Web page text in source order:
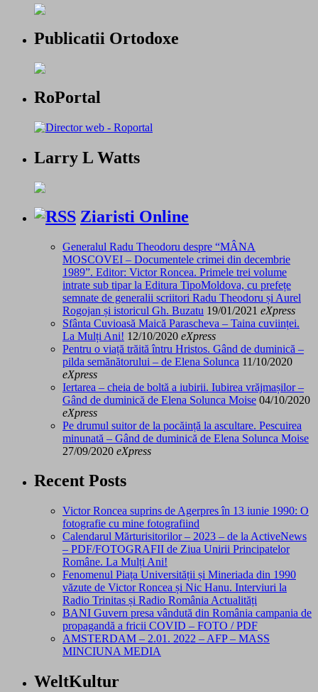
Publicatii Ortodoxe
RoPortal
Larry L Watts
Ziaristi Online
Generalul Radu Theodoru despre “MÂNA
MOSCOVEI – Documentele crimei din decembrie
1989”. Editor: Victor Roncea. Primele trei volume
intrate sub tipar la Editura TipoMoldova, cu prefețe
semnate de generalii scriitori Radu Theodoru și Aurel
Rogojan și istoricul Gh. Buzatu 19/01/2021 eXpress
Sfânta Cuvioasă Maică Parascheva – Taina cuviinței.
La Mulți Ani! 12/10/2020 eXpress
Pentru o viață trăită întru Hristos. Gând de duminică –
pilda semănătorului – de Elena Solunca 11/10/2020
eXpress
Iertarea – cheia de boltă a iubirii. Iubirea vrăjmașilor –
Gând de duminică de Elena Solunca Moise 04/10/2020
eXpress
Pe drumul suitor de la pocăință la ascultare. Pescuirea
minunată – Gând de duminică de Elena Solunca Moise
27/09/2020 eXpress
Recent Posts
Victor Roncea suprins de Agerpres în 13 iunie 1990: O
fotografie cu mine fotografiind
Calendarul Mărturisitorilor – 2023 – de la ActiveNews
– PDF/FOTOGRAFII de Ziua Unirii Principatelor
Române. La Mulți Ani!
Fenomenul Piața Universității și Mineriada din 1990
văzute de Victor Roncea și Nic Hanu. Interviuri la
Radio Trinitas și Radio România Actualități
BANI Guvern presa vândută din România campania de
propagandă a fricii COVID – FOTO / PDF
AMSTERDAM – 2.01. 2022 – AFP – MASS
MINCIUNA MEDIA
WeltKultur